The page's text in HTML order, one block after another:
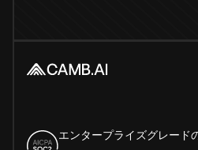
エンタープライズグレード